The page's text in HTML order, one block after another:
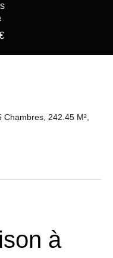
242.45 M²,
à